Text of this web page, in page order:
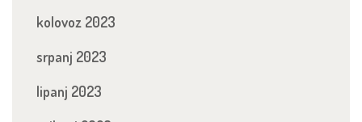
kolovoz 2023
srpanj 2023
lipanj 2023